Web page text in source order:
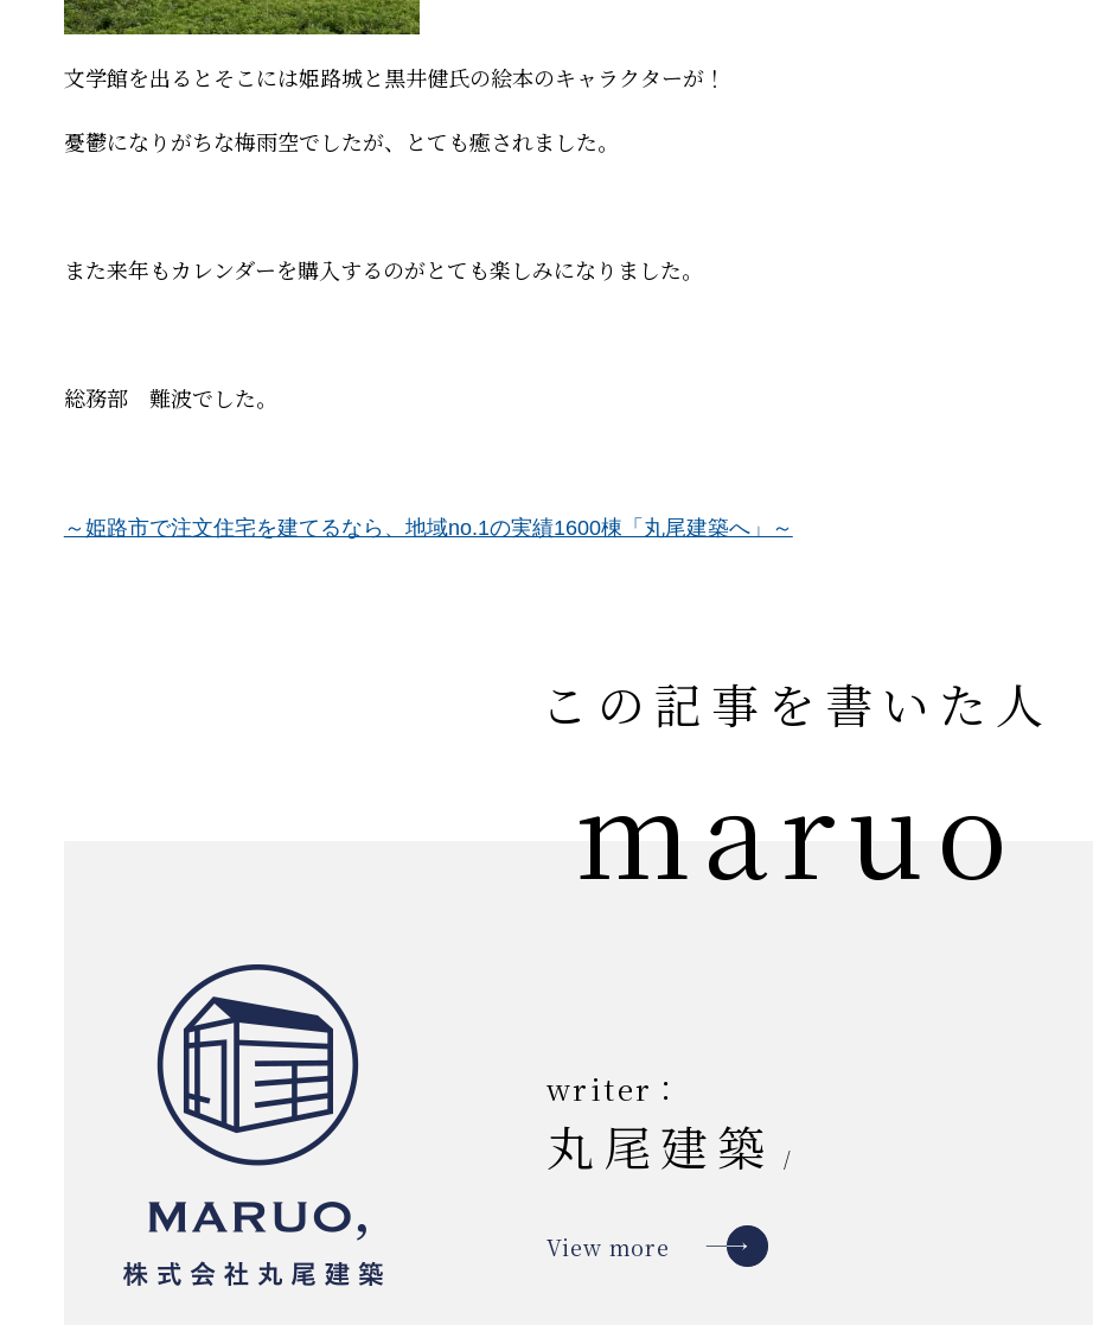
文学館を出るとそこには姫路城と黒井健氏の絵本のキャラクターが！
憂鬱になりがちな梅雨空でしたが、とても癒されました。
また来年もカレンダーを購入するのがとても楽しみになりました。
総務部 難波でした。
～姫路市で注文住宅を建てるなら、地域no.1の実績1600棟「丸尾建築へ」～
この記事を書いた人
maruo
writer：
丸尾建築 /
View more